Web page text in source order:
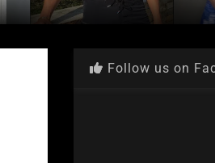
Follow us on